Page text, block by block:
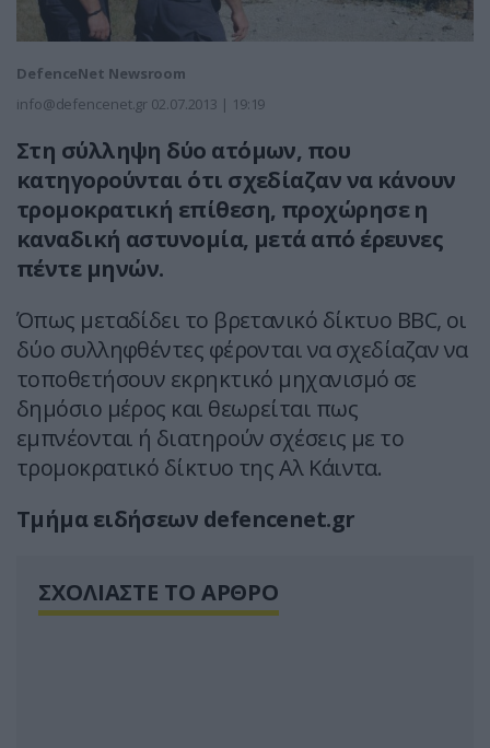
DefenceNet Newsroom
info@defencenet.gr 02.07.2013 | 19:19
Στη σύλληψη δύο ατόμων, που
κατηγορούνται ότι σχεδίαζαν να κάνουν
τρομοκρατική επίθεση, προχώρησε η
καναδική αστυνομία, μετά από έρευνες
πέντε μηνών.
Όπως μεταδίδει το βρετανικό δίκτυο BBC, οι
δύο συλληφθέντες φέρονται να σχεδίαζαν να
τοποθετήσουν εκρηκτικό μηχανισμό σε
δημόσιο μέρος και θεωρείται πως
εμπνέονται ή διατηρούν σχέσεις με το
τρομοκρατικό δίκτυο της Αλ Κάιντα.
Τμήμα ειδήσεων defencenet.gr
ΣΧΟΛΙΑΣΤΕ ΤΟ ΑΡΘΡΟ